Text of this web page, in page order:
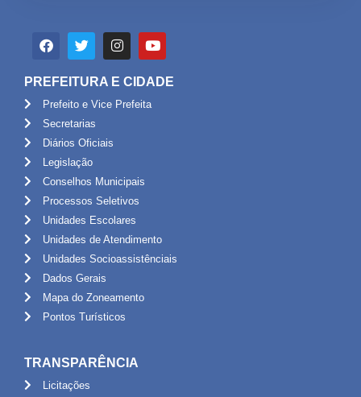
PREFEITURA E CIDADE
Prefeito e Vice Prefeita
Secretarias
Diários Oficiais
Legislação
Conselhos Municipais
Processos Seletivos
Unidades Escolares
Unidades de Atendimento
Unidades Socioassistênciais
Dados Gerais
Mapa do Zoneamento
Pontos Turísticos
TRANSPARÊNCIA
Licitações